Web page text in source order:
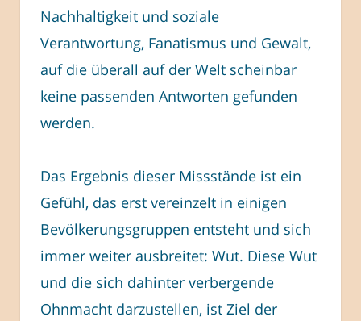
Nachhaltigkeit und soziale
Verantwortung, Fanatismus und Gewalt,
auf die überall auf der Welt scheinbar
keine passenden Antworten gefunden
werden.
Das Ergebnis dieser Missstände ist ein
Gefühl, das erst vereinzelt in einigen
Bevölkerungsgruppen entsteht und sich
immer weiter ausbreitet: Wut. Diese Wut
und die sich dahinter verbergende
Ohnmacht darzustellen, ist Ziel der